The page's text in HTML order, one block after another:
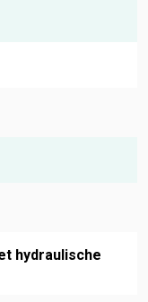
hydraulische